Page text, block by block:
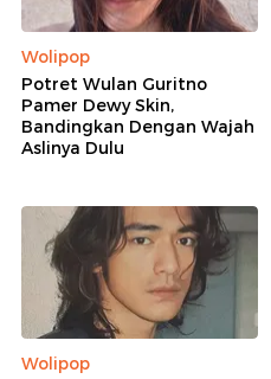
Wolipop
Potret Wulan Guritno
Pamer Dewy Skin,
Bandingkan Dengan Wajah
Aslinya Dulu
Wolipop